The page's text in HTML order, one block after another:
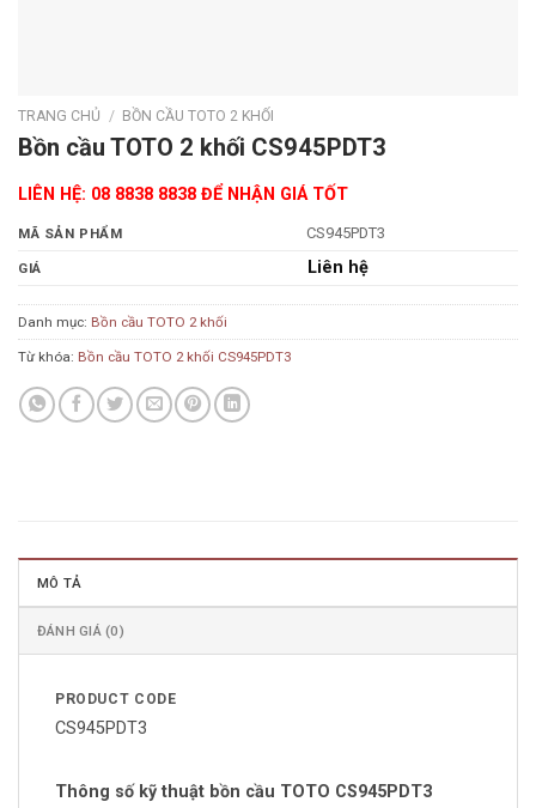
TRANG CHỦ / BỒN CẦU TOTO 2 KHỐI
Bồn cầu TOTO 2 khối CS945PDT3
LIÊN HỆ: 08 8838 8838 ĐỂ NHẬN GIÁ TỐT
MÃ SẢN PHẨM CS945PDT3
GIÁ Liên hệ
Danh mục: Bồn cầu TOTO 2 khối
Từ khóa: Bồn cầu TOTO 2 khối CS945PDT3
MÔ TẢ
ĐÁNH GIÁ (0)
PRODUCT CODE
CS945PDT3
Thông số kỹ thuật bồn cầu TOTO CS945PDT3